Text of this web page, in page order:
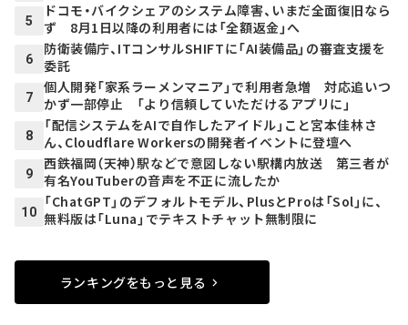
5
ドコモ・バイクシェアのシステム障害、いまだ全面復旧なら
ず 8月1日以降の利用者には「全額返金」へ
6
防衛装備庁、ITコンサルSHIFTに「AI装備品」の審査支援を
委託
7
個人開発「家系ラーメンマニア」で利用者急増 対応追いつ
かず一部停止 「より信頼していただけるアプリに」
8
「配信システムをAIで自作したアイドル」こと宮本佳林さ
ん、Cloudflare Workersの開発者イベントに登壇へ
9
西鉄福岡（天神）駅などで意図しない駅構内放送 第三者が
有名YouTuberの音声を不正に流したか
10
「ChatGPT」のデフォルトモデル、PlusとProは「Sol」に、
無料版は「Luna」でテキストチャット無制限に
ランキングをもっと見る